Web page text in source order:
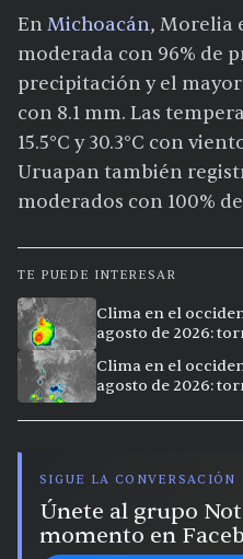
EnMichoacán, Morelia
moderada con 96% de
precipitación y el
con 8.1 mm. Las
15.5°C y 30.3°C con
Uruapan también
moderados con 100%
TE PUEDE INTERESAR
Clima en el
agosto de 2026:
Clima en el
agosto de 2026:
SIGUE LA CONVERSACIÓN
Únete al grupo
momento en